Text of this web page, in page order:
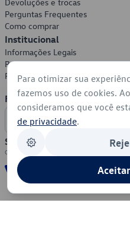
Perguntas Frequentes
Como comprar
Institucional
Informações Legais
Política de Privacidade
Política de Cookies
Formas de Pagamento
Segurança
Para otimizar sua
fazemos uso de cookies.
consideramos que você
de privacidade.